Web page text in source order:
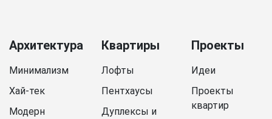
Архитектура
Минимализм
Хай-тек
Модерн
Квартиры
Лофты
Пентхаусы
Дуплексы и
Проекты
Идеи
Проекты
квартир